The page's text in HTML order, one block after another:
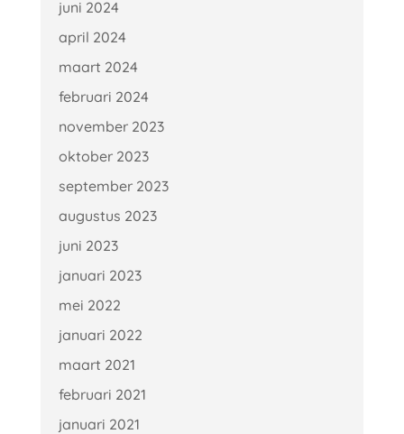
juni 2024
april 2024
maart 2024
februari 2024
november 2023
oktober 2023
september 2023
augustus 2023
juni 2023
januari 2023
mei 2022
januari 2022
maart 2021
februari 2021
januari 2021